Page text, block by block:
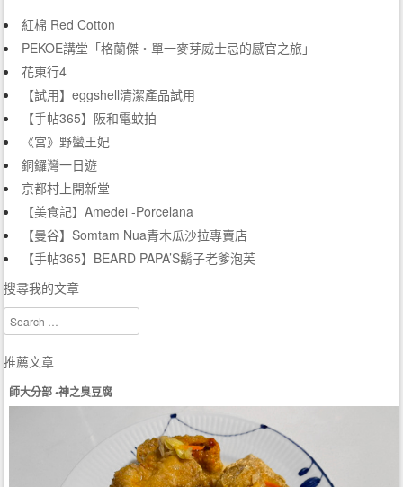
紅棉 Red Cotton
PEKOE講堂「格蘭傑‧單一麥芽威士忌的感官之旅」
花東行4
【試用】eggshell清潔產品試用
【手帖365】阪和電蚊拍
《宮》野蠻王妃
銅鑼灣一日遊
京都村上開新堂
【美食記】Amedei -Porcelana
【曼谷】Somtam Nua青木瓜沙拉專賣店
【手帖365】BEARD PAPA’S鬍子老爹泡芙
搜尋我的文章
Search
推薦文章
師大分部 •神之臭豆腐